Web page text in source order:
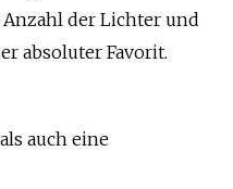
der Lichter und
absoluter Favorit.
auch eine